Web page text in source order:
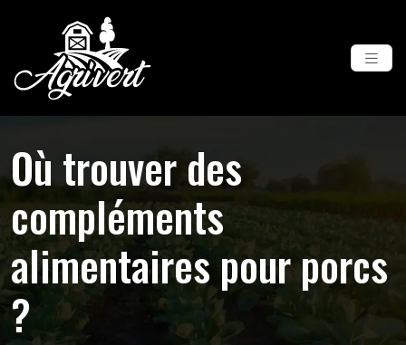
Où trouver des
compléments
alimentaires pour porcs
?